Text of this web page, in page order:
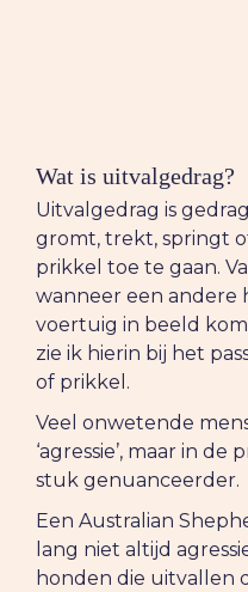
Wat is uitvalgedrag?
Uitvalgedrag is
gromt, trekt, springt
prikkel toe te gaan.
wanneer een andere
voertuig in beeld
zie ik hierin bij het
of prikkel.
Veel onwetende
‘agressie’, maar in
stuk genuanceerder.
Een Australian
lang niet altijd
honden die uitvallen